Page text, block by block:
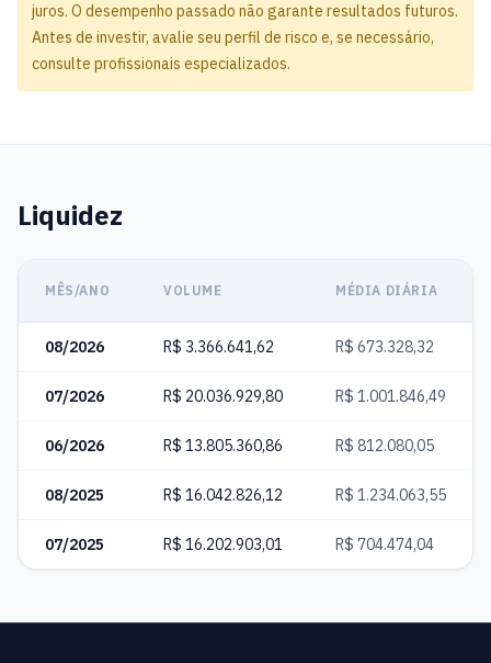
juros. O desempenho passado não garante resultados futuros.
Antes de investir, avalie seu perfil de risco e, se necessário,
consulte profissionais especializados.
Liquidez
MÊS/ANO VOLUME MÉDIA DIÁRIA
08/2026 R$ 3.366.641,62 R$ 673.328,32
07/2026 R$ 20.036.929,80 R$ 1.001.846,49
06/2026 R$ 13.805.360,86 R$ 812.080,05
08/2025 R$ 16.042.826,12 R$ 1.234.063,55
07/2025 R$ 16.202.903,01 R$ 704.474,04